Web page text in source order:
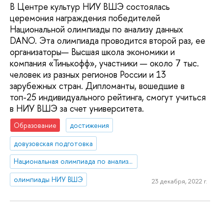
В Центре культур НИУ ВШЭ состоялась
церемония награждения победителей
Национальной олимпиады по анализу данных
DANO. Эта олимпиада проводится второй раз, ее
организаторы— Высшая школа экономики и
компания «Тинькофф», участники — около 7 тыс.
человек из разных регионов России и 13
зарубежных стран. Дипломанты, вошедшие в
топ-25 индивидуального рейтинга, смогут учиться
в НИУ ВШЭ за счет университета.
Образование
достижения
довузовская подготовка
Национальная олимпиада по анализу данных «DANO»
олимпиады НИУ ВШЭ
23 декабря, 2022 г.